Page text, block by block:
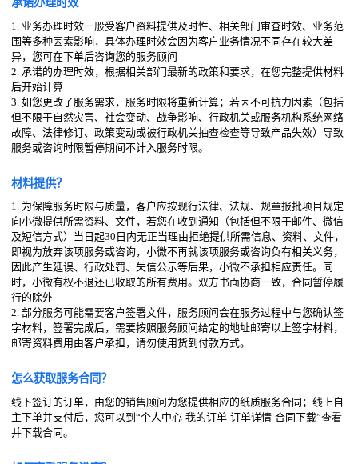
承诺办理时效
1. 业务办理时效一般受客户资料提供及时性、相关部门审查时效、业务范
围等多种因素影响，具体办理时效会因为客户业务情况不同存在较大差
异，您可在下单后咨询您的服务顾问
2. 承诺的办理时效，根据相关部门最新的政策和要求，在您完整提供材料
后开始计算
3. 如您更改了服务需求，服务时限将重新计算；若因不可抗力因素（包括
但不限于自然灾害、社会变动、战争影响、行政机关或服务机构系统网络
故障、法律修订、政策变动或被行政机关抽查检查等导致产品失效）导致
服务或咨询时限暂停期间不计入服务时限。
材料提供？
1. 为保障服务时限与质量，客户应按现行法律、法规、规章报批项目规定
向小微提供所需资料、文件，若您在收到通知（包括但不限于邮件、微信
及短信方式）当日起30日内无正当理由拒绝提供所需信息、资料、文件，
即视为放弃该项服务或咨询，小微不再就该项服务或咨询负有相关义务，
因此产生延误、行政处罚、失信公示等后果，小微不承担相应责任。同
时，小微有权不退还已收取的所有费用。双方书面协商一致，合同暂停履
行的除外
2. 部分服务可能需要客户签署文件，服务顾问会在服务过程中与您确认签
字材料，签署完成后，需要按照服务顾问给定的地址邮寄以上签字材料，
邮寄资料费用由客户承担，请勿使用货到付款方式。
怎么获取服务合同？
线下签订的订单，由您的销售顾问为您提供相应的纸质服务合同；线上自
主下单并支付后，您可以到“个人中心-我的订单-订单详情-合同下载”查看
并下载合同。